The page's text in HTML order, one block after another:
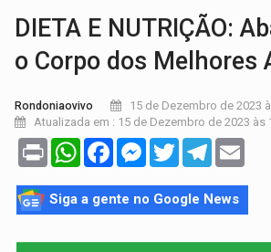
Porto Velho tem
DIETA E NUTRIÇÃO:
o Corpo dos Melhores
Rondoniaovivo
15 de Dezembro de 2023
Atualizada em : 15 de Dezembro de 2023 às
Print WhatsAppFacebookMessenger
TwitterTelegram
Siga a gente no Google News